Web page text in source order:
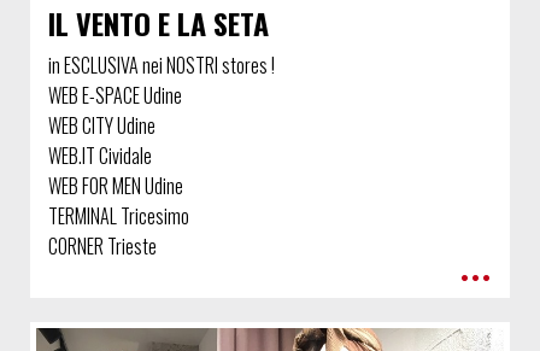
IL VENTO E LA SETA
in ESCLUSIVA nei NOSTRI stores !
WEB E-SPACE Udine
WEB CITY Udine
WEB.IT Cividale
WEB FOR MEN Udine
TERMINAL Tricesimo
CORNER Trieste
•••